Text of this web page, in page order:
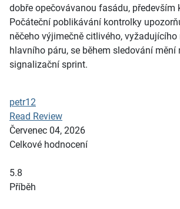
dobře opečovávanou fasádu, především
Počáteční poblikávání kontrolky
něčeho výjimečně citlivého,
hlavního páru, se během sledování mění
signalizační sprint.
petr12
Read Review
Červenec 04, 2026
Celkové hodnocení
5.8
Příběh